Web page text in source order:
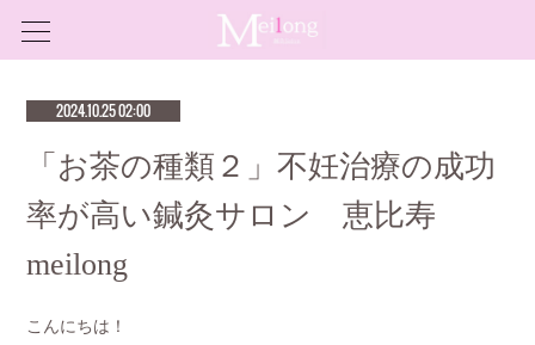
2024.10.25 02:00
「お茶の種類２」不妊治療の成功
率が高い鍼灸サロン 恵比寿
meilong
こんにちは！